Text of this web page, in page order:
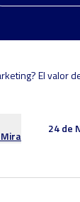
El valor
24 de